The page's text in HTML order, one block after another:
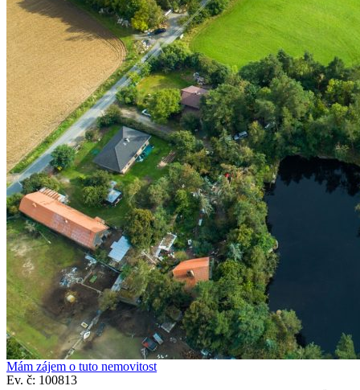
Mám zájem o tuto nemovitost
Ev. č: 100813